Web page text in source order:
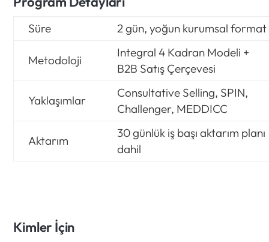
Süre 2gün, yoğun kurumsal format
Metodoloji
Integral 4 Kadran Modeli +
B2B Satış Çerçevesi
Yaklaşımlar
Consultative Selling, SPIN,
Challenger, MEDDICC
Aktarım
30 günlük iş başı aktarım planı
dahil
Kimler İçin